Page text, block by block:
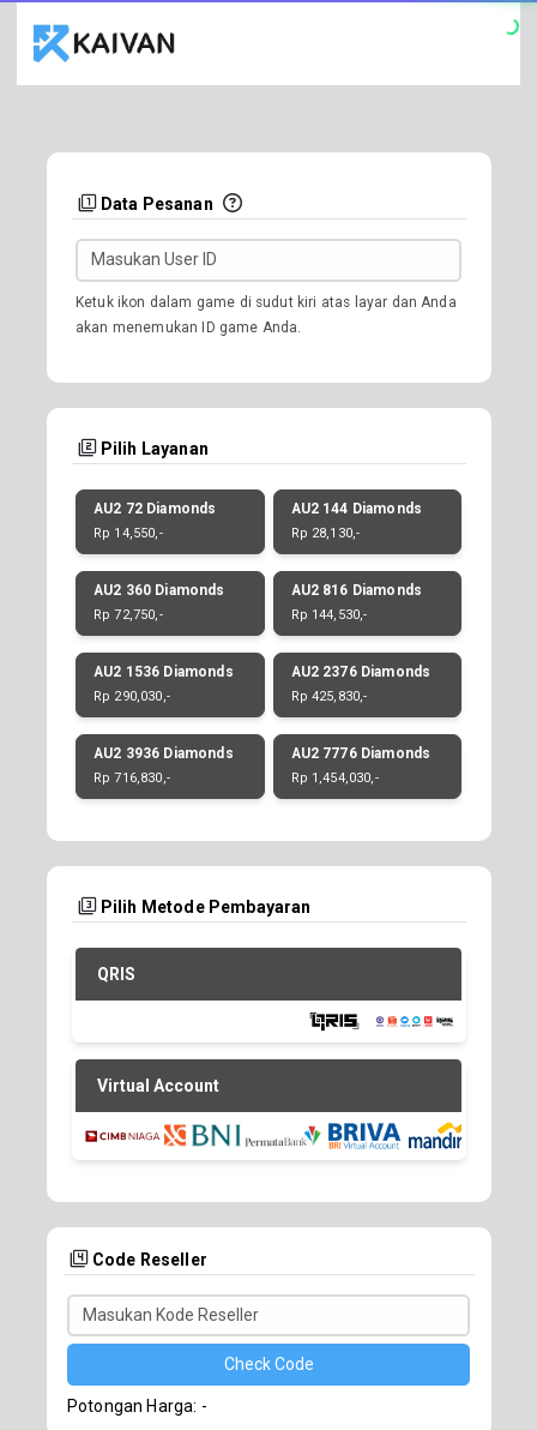
Data Pesanan
Ketuk ikon dalam game di sudut kiri atas layar dan Anda
akan menemukan ID game Anda.
Pilih Layanan
AU2 72 Diamonds
Rp 14,550,-
AU2 144 Diamonds
Rp 28,130,-
AU2 360 Diamonds
Rp 72,750,-
AU2 816 Diamonds
Rp 144,530,-
AU2 1536 Diamonds
Rp 290,030,-
AU2 2376 Diamonds
Rp 425,830,-
AU2 3936 Diamonds
Rp 716,830,-
AU2 7776 Diamonds
Rp 1,454,030,-
Pilih Metode Pembayaran
QRIS
Virtual Account
Code Reseller
Check Code
Potongan Harga: -